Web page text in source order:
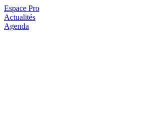
Espace Pro
Actualités
Agenda